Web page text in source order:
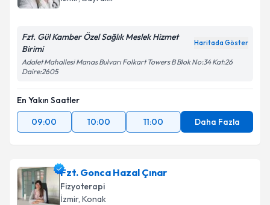
bilgilendireceğiz.
E-posta Adresiniz
Kişisel verilerimin işlenmesine ilişkinAydınlatma
Metni
kapsamda işlenmesini kabul ediyorum.
Fzt. Gül Kamber Özel Sağlık Meslek Hizmet
Birimi
Haritada Göster
Adalet Mahallesi Manas Bulvarı Folkart Towers B Blok No:34 Kat:26
Daire:2605
En Yakın Saatler
09:00
10:00 11:00 Daha Fazla
Fzt. Gonca Hazal Çınar
Fizyoterapi
İzmir, Konak